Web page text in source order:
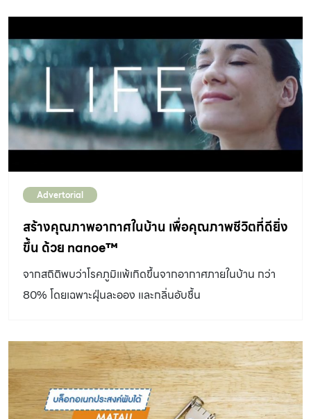
ใช้ไฟฟ้าชิ้นสำคัญประจำบ้านที่แทบทุกบ้านต้องมี และห้องนั่ง
เล่นที่มีโทรทัศน์อยู่กลางห้องจึงกลายเป็นศูนย์กลางของบ้าน
และกิจกรรมการดูโทรทัศน์ก็เป็นกิจกรรมยอดนิยมที่เชื่อมโยง
ทุกคนในครอบครัวเป็นหนึ่งเดียวกัน สร้างช่วงเวลาดีๆ ของ
ทุกคนในครอบครัว ไม่ว่าจะเป็นการดูภาพยนตร์ ดูซีรีส์ ท้า
ยังมีนวัตกรรมและเทคโนโลยีอันทันสมัยที่จะมาเพิ่มช่วงเวลา
แห่งความสนุกให้บ้านอันแสนอบอุ่นของเรา อย่าง QLED TV
รุ่น Q6F ที่เป็น Smart TV ที่นำคอนเทนต์ต่างๆ มารวมไว้บน
สนองทุกความต้องการของทุกคนในบ้านได้อย่างลื่นไหล หน้า
จอ QLED TV ช่วยให้เราชมรายการและภาพยนตร์โปรดได้
Quantum Dot สัมผัสรายละเอียดสีที่สร้างสรรค์ความมีชีวิต
ชีวา พร้อม Q HDR Elite (HDR 10+) ที่เพิ่มความคมชัดให้
กับทุกรายละเอียด ราวกับกำลังเข้าไปอยู่ในฉากที่รับชมอยู่
จริงๆ Q6F ยังใช้งานง่ายด้วย One Remote ที่ให้เราควบคุม
Advertorial
สร้างคุณภาพอากาศในบ้าน เพื่อคุณภาพชีวิตที่ดียิ่ง
ขึ้น ด้วย nanoe™
จากสถิติพบว่าโรคภูมิแพ้เกิดขึ้นจากอากาศภายในบ้าน กว่า
80% โดยเฉพาะฝุ่นละออง และกลิ่นอับชื้น